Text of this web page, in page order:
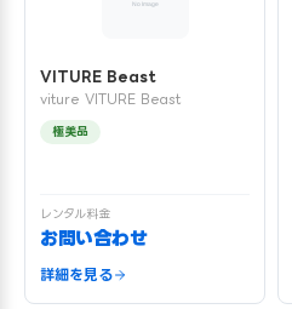
VITURE Beast
viture VITURE Beast
極美品
レンタル料金
お問い合わせ
詳細を見る